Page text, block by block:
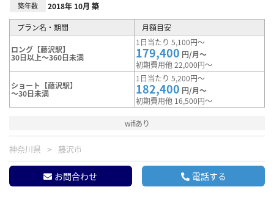
築年数 2018年 10月 築
プラン名・期間 月額目安
ロング【藤沢駅】
30日以上～360日未満
1日当たり 5,100円～
179,400 円/月～
初期費用他 22,000円～
ショート【藤沢駅】
～30日未満
1日当たり 5,200円～
182,400 円/月～
初期費用他 16,500円～
wifiあり
神奈川県 藤沢市
お問合わせ 電話する